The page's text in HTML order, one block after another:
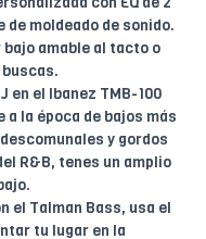
moldeado de sonido.
amable al tacto o
en el Ibanez TMB-100
la época de bajos más
y gordos
R&B, tenes un amplio
el Talman Bass, usa el
tu lugar en la